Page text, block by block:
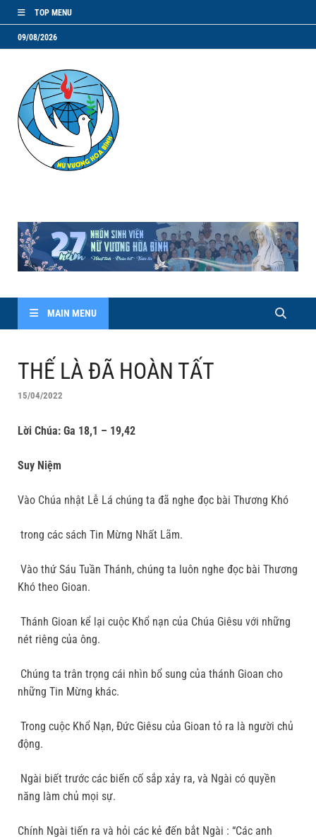
TOP MENU
09/08/2026
MAIN MENU
THẾ LÀ ĐÃ HOÀN TẤT
15/04/2022
Lời Chúa: Ga 18,1 – 19,42
Suy Niệm
Vào Chúa nhật Lễ Lá chúng ta đã nghe đọc bài Thương Khó
trong các sách Tin Mừng Nhất Lãm.
Vào thứ Sáu Tuần Thánh, chúng ta luôn nghe đọc bài Thương
Khó theo Gioan.
Thánh Gioan kể lại cuộc Khổ nạn của Chúa Giêsu với những
nét riêng của ông.
Chúng ta trân trọng cái nhìn bổ sung của thánh Gioan cho
những Tin Mừng khác.
Trong cuộc Khổ Nạn, Đức Giêsu của Gioan tỏ ra là người chủ
động.
Ngài biết trước các biến cố sắp xảy ra, và Ngài có quyền
năng làm chủ mọi sự.
Chính Ngài tiến ra và hỏi các kẻ đến bắt Ngài : “Các anh